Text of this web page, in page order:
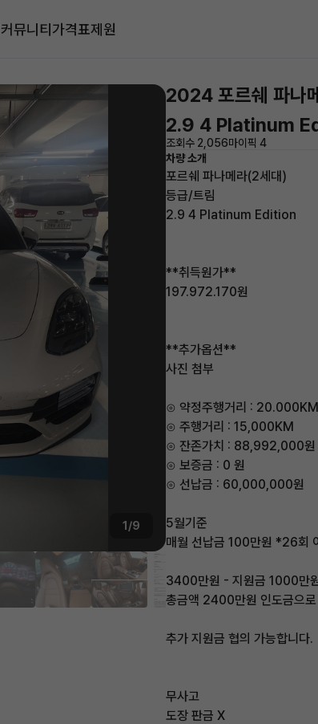
커뮤니티가격표제원
1/9
2024 포르쉐 파나
2.9 4 Platinum
조회수 2,056마이픽 4
차량 소개
포르쉐 파나메라(2세대)
등급/트림
2.9 4 Platinum Edition
**취득원가**
197.972.170원
**추가옵션**
사진 첨부
⊙ 약정주행거리 : 20.000KM
⊙ 주행거리 : 15,000KM
⊙ 잔존가치 : 88,992,000원
⊙ 보증금 : 0 원
⊙ 선납금 : 60,000,000원
5월기준
매월 선납금 100만원 *26회
3400만원 - 지원금 1000만
총금액 2400만원 인도금으
추가 지원금 협의 가능합니다.
무사고
도장 판금 X